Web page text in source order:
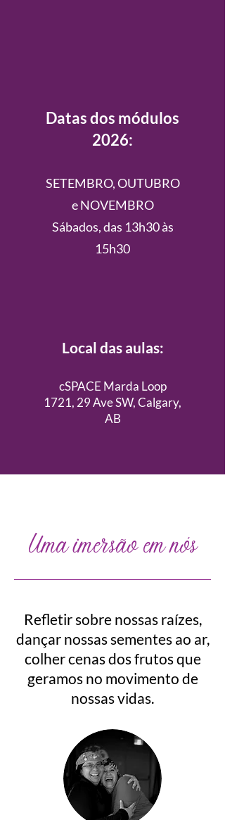
Datas dos módulos
2026:
SETEMBRO, OUTUBRO
e NOVEMBRO
Sábados,das 13h30 às
15h30
Local das aulas:
cSPACE Marda Loop​
1721, 29 Ave SW, Calgary,
AB
​Uma imersão em nós
​Refletir sobre nossas raízes,
dançar nossas sementes ao ar,
colher cenas dos frutos que
geramos no movimento de
nossas vidas.